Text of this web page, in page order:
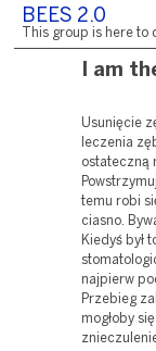
BEES 2.0
This group is here
I am
Usunięcie
leczenia
ostateczną
temu robi
ciasno.
Kiedyś był
najpierw
Przebieg
mogłoby